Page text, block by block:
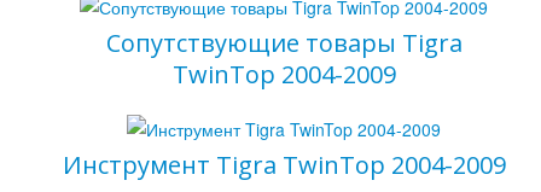
Сопутствующие товары Tigra
TwinTop 2004-2009
Инструмент Tigra TwinTop 2004-2009